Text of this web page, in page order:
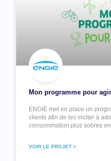
Mon programme pour agir
ENGIE met en place un
clients afin de les inciter à
consommation plus sobres
VOIR LE PROJET >